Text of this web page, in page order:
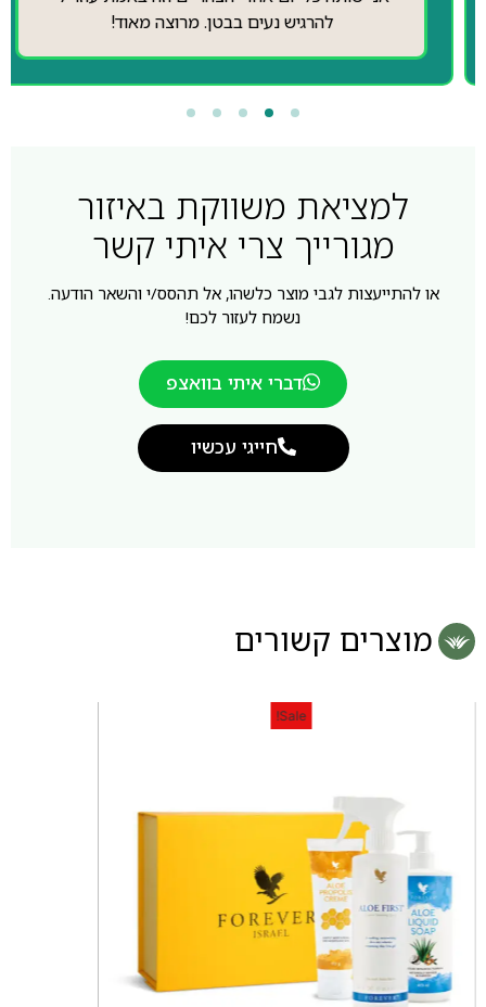
להרגיש נעים בבטן. מרוצה מאוד!
למציאת משווקת באיזור
מגורייך צרי איתי קשר
או להתייעצות לגבי מוצר כלשהו, אל תהסס/י והשאר הודעה.
נשמח לעזור לכם!
דברי איתי בוואצפ
חייגי עכשיו
מוצרים קשורים
Sale!